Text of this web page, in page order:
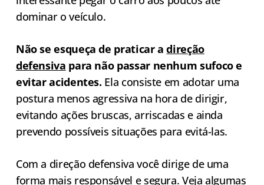
dominar o veículo.
Não se esqueça de praticar adireção
defensiva para não passar nenhum sufoco e
evitar acidentes. Ela consiste em adotar uma
postura menos agressiva na hora de dirigir,
evitando ações bruscas, arriscadas e ainda
prevendo possíveis situações para evitá-las.
Com a direção defensiva você dirige de uma
forma mais responsável e segura. Veja algumas